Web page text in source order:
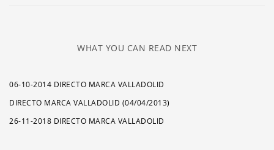
WHAT YOU CAN READ NEXT
06-10-2014 DIRECTO MARCA VALLADOLID
DIRECTO MARCA VALLADOLID (04/04/2013)
26-11-2018 DIRECTO MARCA VALLADOLID